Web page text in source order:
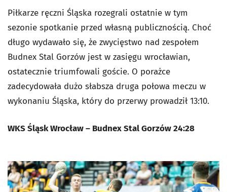
Piłkarze ręczni Śląska rozegrali ostatnie w tym
sezonie spotkanie przed własną publicznością. Choć
długo wydawało się, że zwycięstwo nad zespołem
Budnex Stal Gorzów jest w zasięgu wrocławian,
ostatecznie triumfowali goście. O porażce
zadecydowała dużo słabsza druga połowa meczu w
wykonaniu Śląska, który do przerwy prowadził 13:10.
WKS Śląsk Wrocław – Budnex Stal Gorzów 24:28